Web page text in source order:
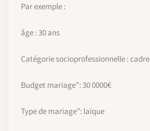
Par exemple :
âge : 30 ans
Catégorie socioprofessionnelle : cadre
Budget mariage”: 30 0000€
Type de mariage”: laïque